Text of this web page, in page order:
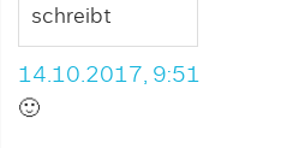
schreibt
14.10.2017, 9:51
🙂